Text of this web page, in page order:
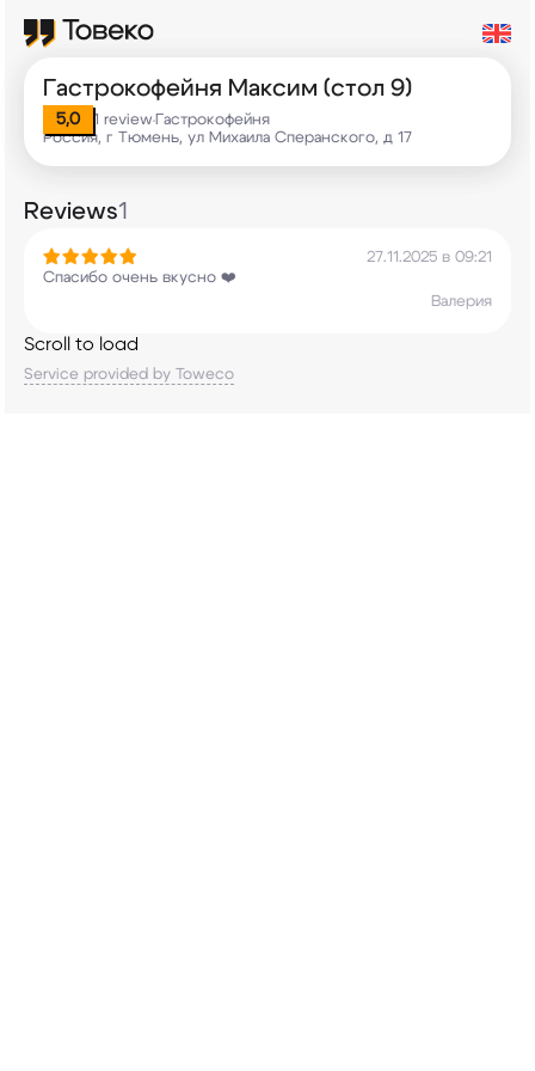
Гастрокофейня Максим (стол 9)
5,0 1 review•Гастрокофейня
Россия, г Тюмень, ул Михаила Сперанского, д 17
Reviews1
27.11.2025 в 09:21
Спасибо очень вкусно ❤️
Валерия
Scroll to load
Service provided by Toweco